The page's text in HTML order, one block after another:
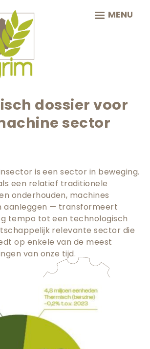
MENU
dossier voor
sector
is een sector in beweging.
een relatief traditionele
onderhouden, machines
aanleggen — transformeert
tempo tot een technologisch
relevante sector die
op enkele van de meest
van onze tijd.